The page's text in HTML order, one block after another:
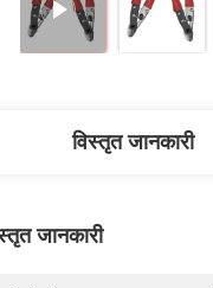
विस्तृत जानकारी
जानकारी